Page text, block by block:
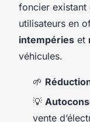
foncier
utilisateurs en
intempéries et
véhicules.
🌱
💡
vente